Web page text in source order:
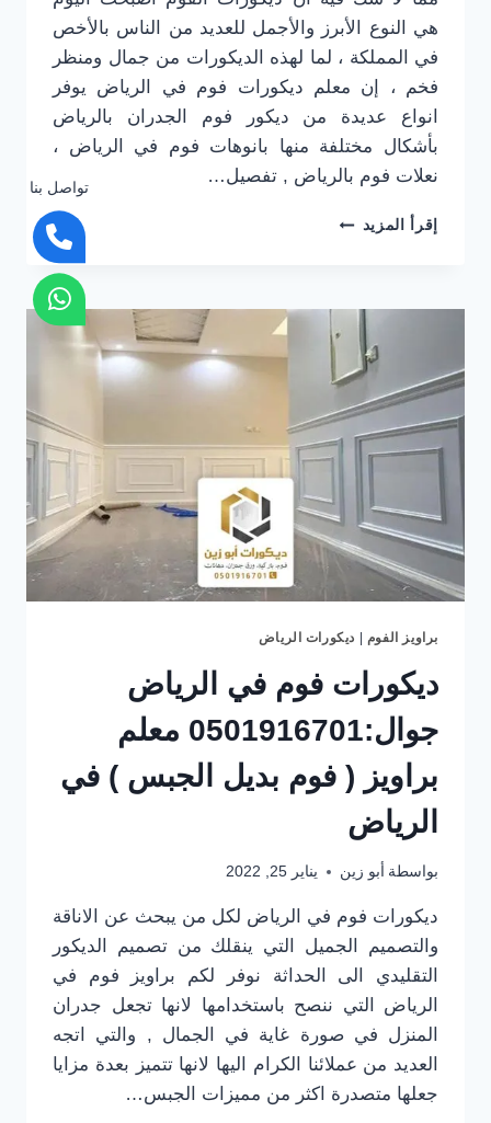
هي النوع الأبرز والأجمل للعديد من الناس بالأخص
في المملكة ، لما لهذه الديكورات من جمال ومنظر
فخم ، إن معلم ديكورات فوم في الرياض يوفر
انواع عديدة من ديكور فوم الجدران بالرياض
بأشكال مختلفة منها بانوهات فوم في الرياض ،
نعلات فوم بالرياض , تفصيل…
إقرأ المزيد بانوهات
جوال:0501916701
معلم
ديكورات
فوم
في
الرياض
بالرياض
براويز الفوم ديكورات الرياض
ديكورات فوم في الرياض
جوال:0501916701 معلم
براويز ( فوم بديل الجبس ) في
الرياض
بواسطة أبو زين يناير 25, 2022
ديكورات فوم في الرياض لكل من يبحث عن الاناقة
والتصميم الجميل التي ينقلك من تصميم الديكور
التقليدي الى الحداثة نوفر لكم براويز فوم في
الرياض التي ننصح باستخدامها لانها تجعل جدران
المنزل في صورة غاية في الجمال , والتي اتجه
العديد من عملائنا الكرام اليها لانها تتميز بعدة مزايا
جعلها متصدرة اكثر من مميزات الجبس…
تواصل بنا